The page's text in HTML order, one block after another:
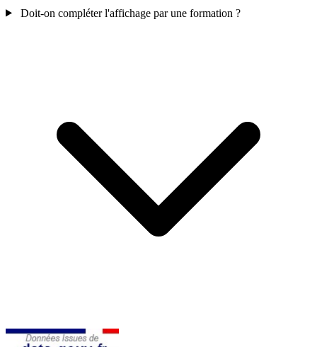
Doit-on compléter l'affichage par une formation ?